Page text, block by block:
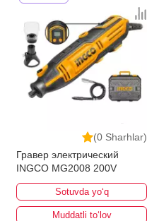
(0 Sharhlar)
Гравер электрический
INGCO MG2008 200V
Sotuvda yo‘q
Muddatli to‘lov